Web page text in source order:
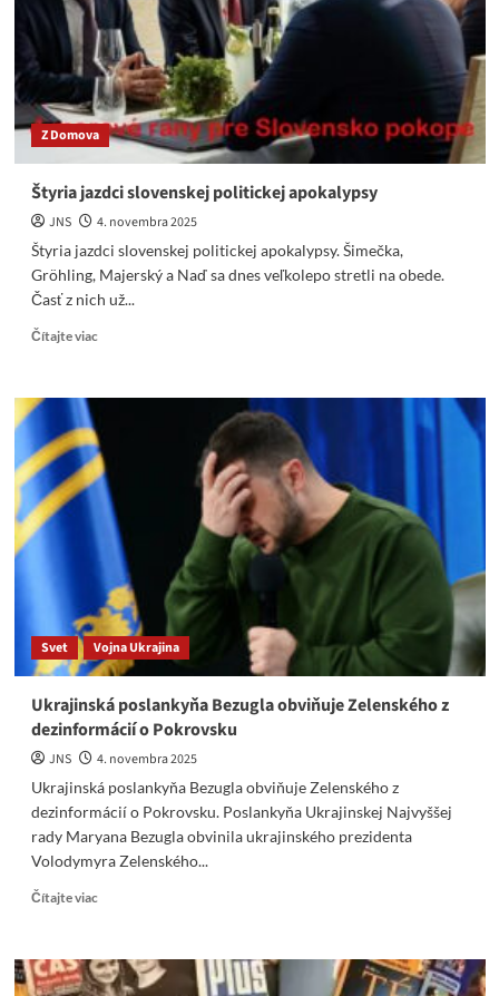
Dievčatá
sú
nové,
no
progresívny
bordel
zostal
Z Domova
Štyria jazdci slovenskej politickej apokalypsy
JNS
4. novembra 2025
Štyria jazdci slovenskej politickej apokalypsy. Šimečka,
Gröhling, Majerský a Naď sa dnes veľkolepo stretli na obede.
Časť z nich už...
Čítajte viacRead
Štyria
slovenskej
politickej
apokalypsy
Svet Vojna Ukrajina
Ukrajinská poslankyňa Bezugla obviňuje Zelenského z
dezinformácií o Pokrovsku
JNS
4. novembra 2025
Ukrajinská poslankyňa Bezugla obviňuje Zelenského z
dezinformácií o Pokrovsku. Poslankyňa Ukrajinskej Najvyššej
rady Maryana Bezugla obvinila ukrajinského prezidenta
Volodymyra Zelenského...
Čítajte viacRead
Ukrajinská
poslankyňa